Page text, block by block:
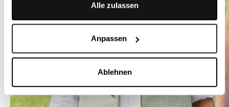
Alle zulassen
Anpassen
Ablehnen